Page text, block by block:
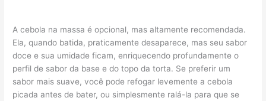
A cebola na massa é opcional, mas altamente recomendada.
Ela, quando batida, praticamente desaparece, mas seu sabor
doce e sua umidade ficam, enriquecendo profundamente o
perfil de sabor da base e do topo da torta. Se preferir um
sabor mais suave, você pode refogar levemente a cebola
picada antes de bater, ou simplesmente ralá-la para que se